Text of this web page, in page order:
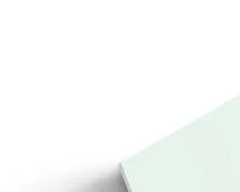
Je maakt in een paar